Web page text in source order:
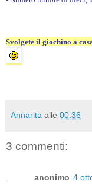
Svolgete il giochino a
Annarita alle 00:36
3 commenti:
anonimo 4